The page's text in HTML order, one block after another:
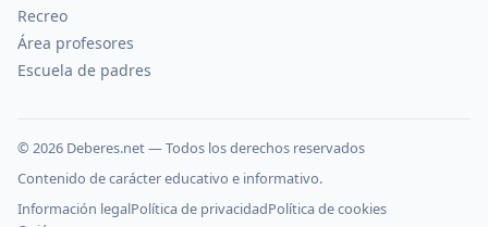
Recreo
Área profesores
Escuela de padres
© 2026 Deberes.net — Todos los derechos reservados
Contenido de carácter educativo e informativo.
Información legalPolítica de privacidadPolítica de cookies